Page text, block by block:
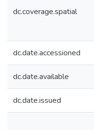
dc.coverage.spatial
dc.date.accessioned
dc.date.available
dc.date.issued